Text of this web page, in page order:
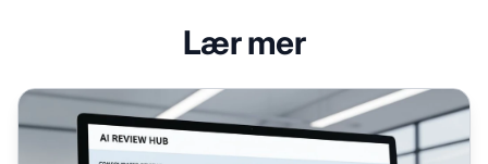
Lær mer
Vurderingsaggregering og AI-handel: Tillitsfaktoren